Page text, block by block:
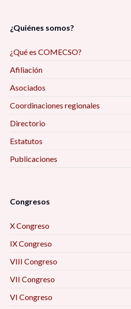
¿Quiénes somos?
¿Qué es COMECSO?
Afiliación
Asociados
Coordinaciones regionales
Directorio
Estatutos
Publicaciones
Congresos
X Congreso
IX Congreso
VIII Congreso
VII Congreso
VI Congreso